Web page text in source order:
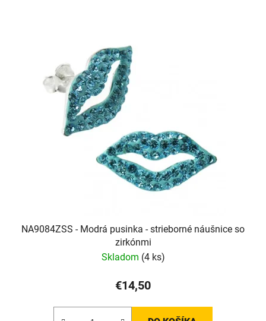
NA9084ZSS - Modrá pusinka - strieborné náušnice so
zirkónmi
Skladom (4 ks)
€14,50